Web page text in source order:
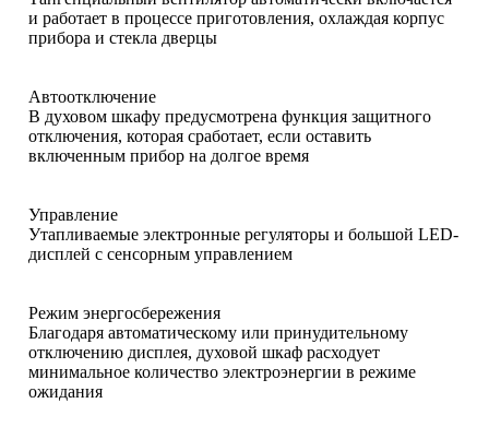
и работает в процессе приготовления, охлаждая корпус
прибора и стекла дверцы
Автоотключение
В духовом шкафу предусмотрена функция защитного
отключения, которая сработает, если оставить
включенным прибор на долгое время
Управление
Утапливаемые электронные регуляторы и большой LED-
дисплей с сенсорным управлением
Режим энергосбережения
Благодаря автоматическому или принудительному
отключению дисплея, духовой шкаф расходует
минимальное количество электроэнергии в режиме
ожидания